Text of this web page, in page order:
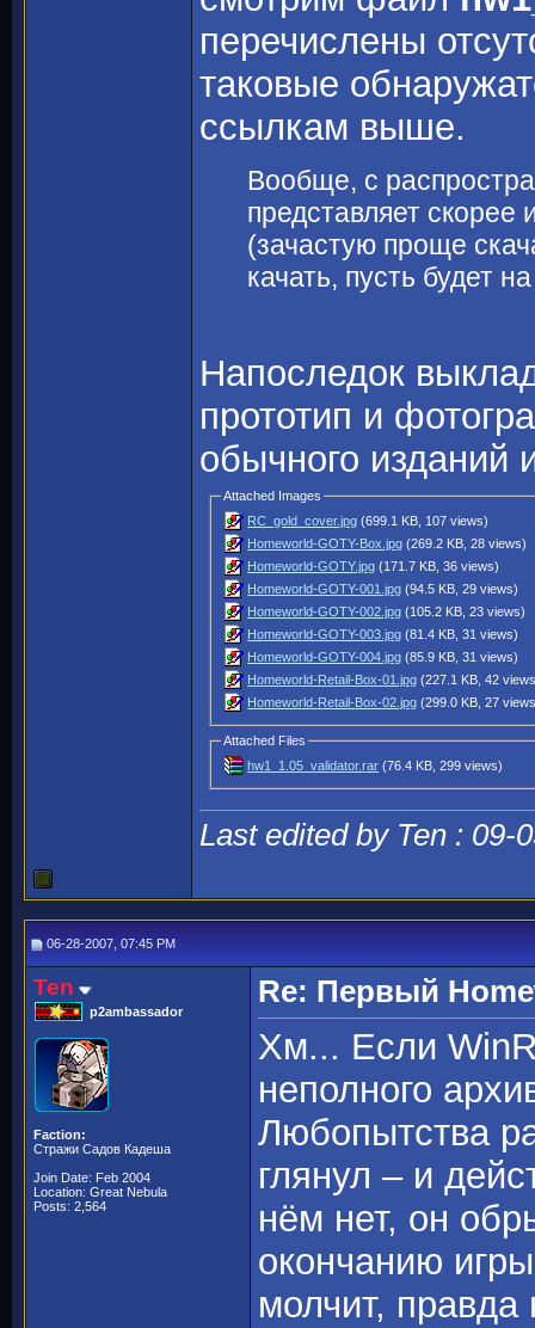
перечислены
таковые
ссылкам выше.
Вообще, с
представляет скорее
(зачастую проще
качать, пусть будет
Напоследок
прототип и
обычного изданий
Attached Images
RC_gold_cover.jpg (699.1 KB, 107 views)
Homeworld-GOTY-Box.jpg (269.2 KB, 28 views)
Homeworld-GOTY.jpg (171.7 KB, 36 views)
Homeworld-GOTY-001.jpg (94.5 KB, 29 views)
Homeworld-GOTY-002.jpg (105.2 KB, 23 views)
Homeworld-GOTY-003.jpg (81.4 KB, 31 views)
Homeworld-GOTY-004.jpg (85.9 KB, 31 views)
Homeworld-Retail-Box-01.jpg (227.1 KB, 42
Homeworld-Retail-Box-02.jpg (299.0 KB, 27
Attached Files
hw1_1.05_validator.rar (76.4 KB, 299 views)
Last edited by Ten : 09-
06-28-2007, 07:45 PM
Ten
p2ambassador
Faction:
Стражи Садов Кадеша
Join Date: Feb 2004
Location: Great Nebula
Posts: 2,564
Re: Первый
Хм... Если
неполного
Любопытства
глянул – и
нём нет, он
окончанию
молчит,